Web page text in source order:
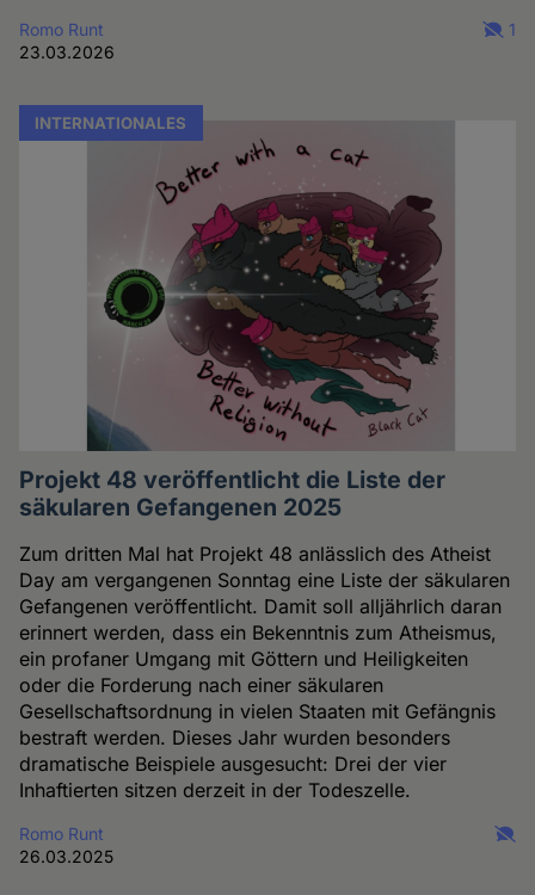
Romo Runt
23.03.2026
1
INTERNATIONALES
Projekt 48 veröffentlicht die Liste der
säkularen Gefangenen 2025
Zum dritten Mal hat Projekt 48 anlässlich des Atheist
Day am vergangenen Sonntag eine Liste der säkularen
Gefangenen veröffentlicht. Damit soll alljährlich daran
erinnert werden, dass ein Bekenntnis zum Atheismus,
ein profaner Umgang mit Göttern und Heiligkeiten
oder die Forderung nach einer säkularen
Gesellschaftsordnung in vielen Staaten mit Gefängnis
bestraft werden. Dieses Jahr wurden besonders
dramatische Beispiele ausgesucht: Drei der vier
Inhaftierten sitzen derzeit in der Todeszelle.
Romo Runt
26.03.2025